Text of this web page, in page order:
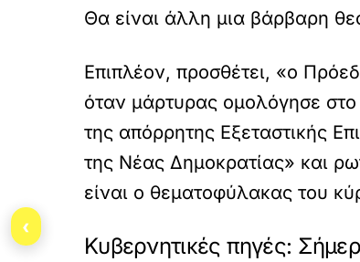
Θα είναι άλλη μια βάρβαρη
Επιπλέον, προσθέτει, «ο
όταν μάρτυρας ομολόγησε
της απόρρητης Εξεταστικής
της Νέας Δημοκρατίας» και
είναι ο θεματοφύλακας του
Κυβερνητικές πηγές:
‹